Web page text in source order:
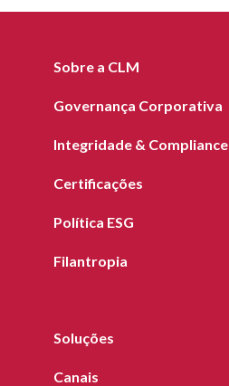
Sobre a CLM
Governança Corporativa
Integridade & Compliance
Certificações
Política ESG
Filantropia
Soluções
Canais